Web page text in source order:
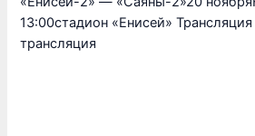
13:00стадион «Енисей»
трансляция